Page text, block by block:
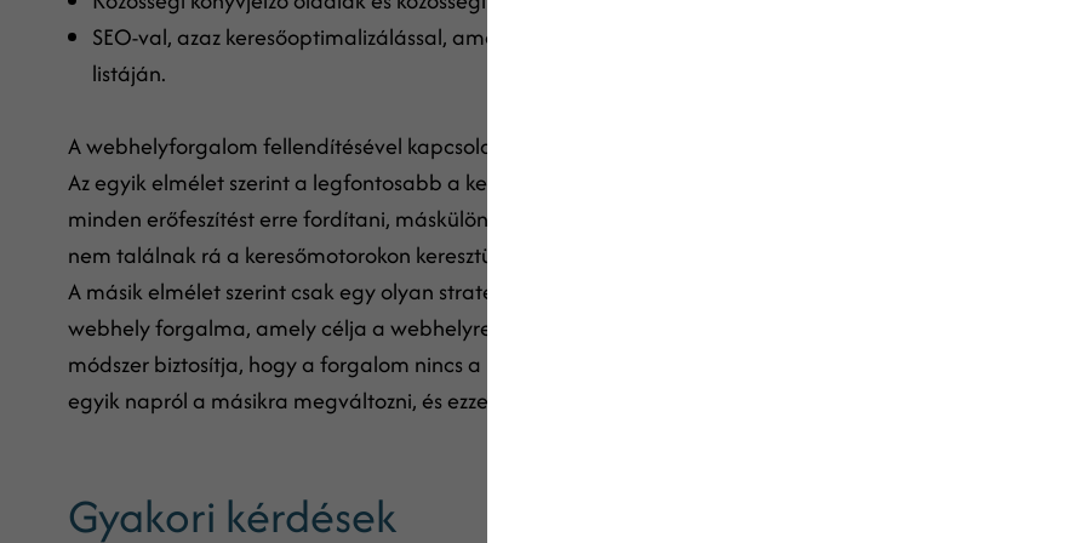
SEO-val, azaz keresőoptimalizálással, amely célja a jobb helyezés elérése a keresőmotorok találati
listáján.
A webhelyforgalom fellendítésével kapcsolatban két elterjedt elmélet fogalmazódott meg.
Az egyik elmélet szerint a legfontosabb a keresőmotorok találati listáinak első oldalára kerülni, és
minden erőfeszítést erre fordítani, máskülönben a webhely semmit sem ér majd el, ha az emberek
nem találnak rá a keresőmotorokon keresztül.
A másik elmélet szerint csak egy olyan stratégiailag kitervelt linképítési kampánnyal biztosítható egy
webhely forgalma, amely célja a webhelyre mutató link minél több oldalon való elhelyezése. Ez a
módszer biztosítja, hogy a forgalom nincs a keresőmotorok algoritmusaira utalva, amelyek képesek
egyik napról a másikra megváltozni, és ezzel súlyos veszteségeket okozni a webmesterek számára.
Gyakori kérdések